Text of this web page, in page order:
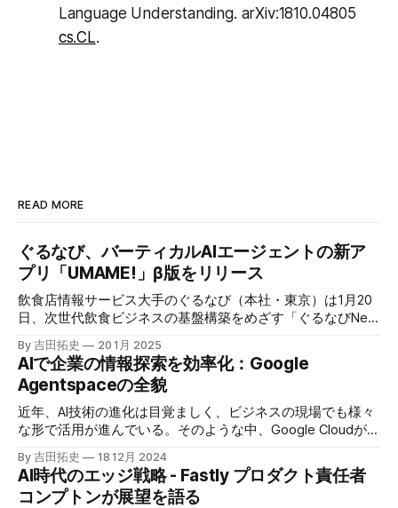
Language Understanding. arXiv:1810.04805
cs.CL.
READ MORE
ぐるなび、バーティカルAIエージェントの新ア
プリ「UMAME!」β版をリリース
飲食店情報サービス大手のぐるなび（本社・東京）は1月20
日、次世代飲食ビジネスの基盤構築をめざす「ぐるなびNext
プロジェクト」の初成果として、新たな飲食店探索アプリ
「UMAME!（うまみー！）」のβ版を公開した。
By 吉田拓史 20 1月 2025
AIで企業の情報探索を効率化：Google
Agentspaceの全貌
近年、AI技術の進化は目覚ましく、ビジネスの現場でも様々
な形で活用が進んでいる。そのような中、Google Cloudが新
たに発表したGoogle Agentspaceは、いま注目を集めるAIエ
ージェントがエンタープライズITを大きく変革する予兆と言
えるだろう。
By 吉田拓史 18 12月 2024
AI時代のエッジ戦略 - Fastly プロダクト責任者
コンプトンが展望を語る